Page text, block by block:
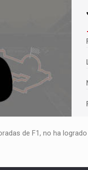
de F1, no ha